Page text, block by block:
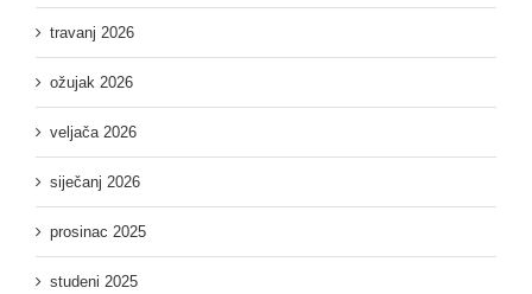
travanj 2026
ožujak 2026
veljača 2026
siječanj 2026
prosinac 2025
studeni 2025